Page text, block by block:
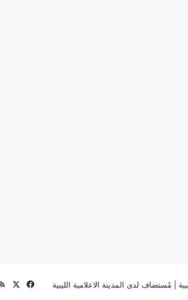
| مُستضاف لدى المدينة الاعلامية الليبية فيسبوك